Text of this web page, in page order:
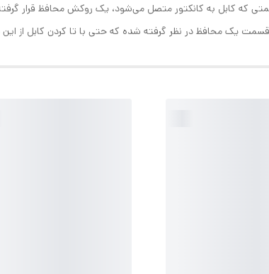
که کابل به کانکتور متصل می‌شود، یک روکش محافظ قرار
قسمت یک محافظ در نظر گرفته شده که حتی با تا کردن کابل از